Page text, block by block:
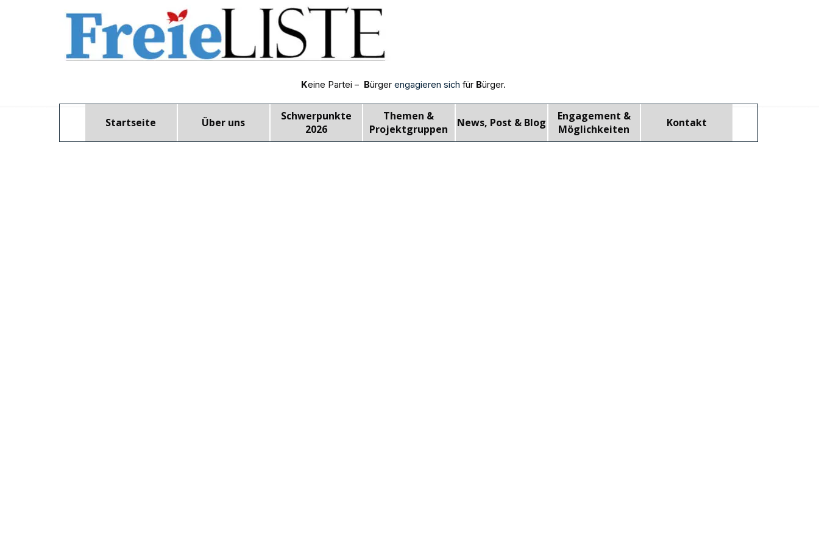
B
nabhängig.
Für ein starkes
iteinander.
Keine Partei – Bürger engagieren sich für Bürger.
Menü überspringen
Startseite Über uns ▼
Schwerpunkte
2026
▼
Themen &
Projektgruppen
▼
News, Post & Blog
Engagement &
Möglichkeiten
▼
Kontakt